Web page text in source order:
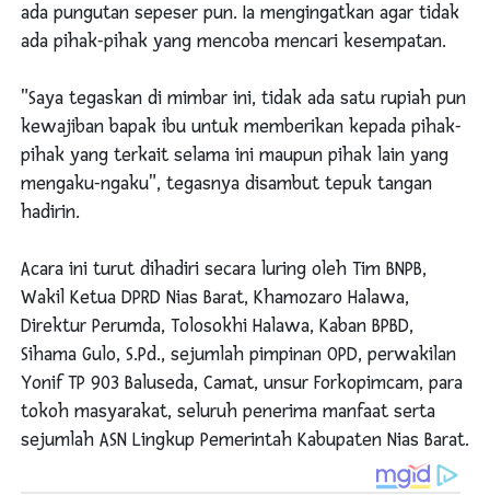
ada pungutan sepeser pun. Ia mengingatkan agar tidak
ada pihak-pihak yang mencoba mencari kesempatan.
"Saya tegaskan di mimbar ini, tidak ada satu rupiah pun
kewajiban bapak ibu untuk memberikan kepada pihak-
pihak yang terkait selama ini maupun pihak lain yang
mengaku-ngaku", tegasnya disambut tepuk tangan
hadirin.
Acara ini turut dihadiri secara luring oleh Tim BNPB,
Wakil Ketua DPRD Nias Barat, Khamozaro Halawa,
Direktur Perumda, Tolosokhi Halawa, Kaban BPBD,
Sihama Gulo, S.Pd., sejumlah pimpinan OPD, perwakilan
Yonif TP 903 Baluseda, Camat, unsur Forkopimcam, para
tokoh masyarakat, seluruh penerima manfaat serta
sejumlah ASN Lingkup Pemerintah Kabupaten Nias Barat.